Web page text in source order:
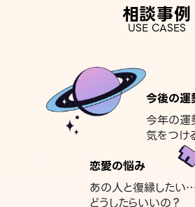
相談事例
USE CASES
今後の運
今年の運
気をつけ
恋愛の悩み
あの人と復縁したい
どうしたらいいの？